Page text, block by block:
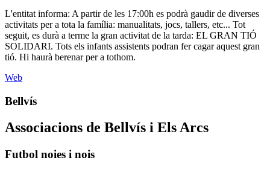
L'entitat informa: A partir de les 17:00h es podrà gaudir de diverses
activitats per a tota la família: manualitats, jocs, tallers, etc... Tot
seguit, es durà a terme la gran activitat de la tarda: EL GRAN TIÓ
SOLIDARI. Tots els infants assistents podran fer cagar aquest gran
tió. Hi haurà berenar per a tothom.
Web
Bellvís
Associacions de Bellvís i Els Arcs
Futbol noies i nois